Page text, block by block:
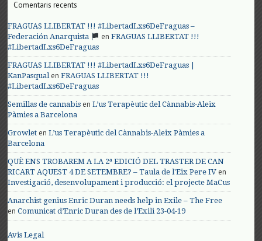
Comentaris recents
FRAGUAS LLIBERTAT !!! #LibertadLxs6DeFraguas –
Federación Anarquista
enFRAGUAS LLIBERTAT !!!
#LibertadLxs6DeFraguas
FRAGUAS LLIBERTAT !!! #LibertadLxs6DeFraguas |
KanPasqualenFRAGUAS LLIBERTAT !!!
#LibertadLxs6DeFraguas
Semillas de cannabis enL’us Terapèutic del Cànnabis-Aleix
Pàmies a Barcelona
Growlet enL’us Terapèutic del Cànnabis-Aleix Pàmies a
Barcelona
QUÈ ENS TROBAREM A LA 2ª EDICIÓ DEL TRASTER DE CAN
RICART AQUEST 4 DE SETEMBRE? – Taula de l'Eix Pere IV en
Investigació, desenvolupament i producció: el projecte MaCus
Anarchist genius Enric Duran needs help in Exile – The Free
enComunicat d’Enric Duran des de l’Exili 23-04-19
Avis Legal